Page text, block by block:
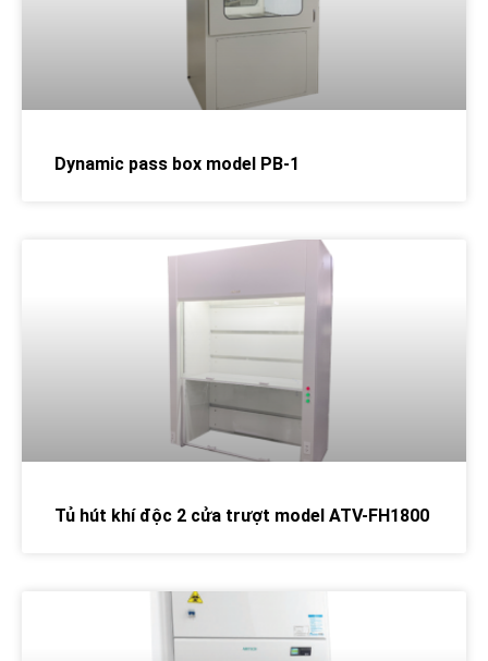
Dynamic pass box model PB-1
Tủ hút khí độc 2 cửa trượt model ATV-FH1800